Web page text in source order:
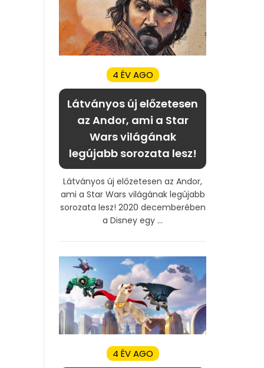
4 ÉV AGO
Látványos új előzetesen
az Andor, ami a Star
Wars világának
legújabb sorozata lesz!
Látványos új előzetesen az Andor,
ami a Star Wars világának legújabb
sorozata lesz! 2020 decemberében
a Disney egy ...
4 ÉV AGO